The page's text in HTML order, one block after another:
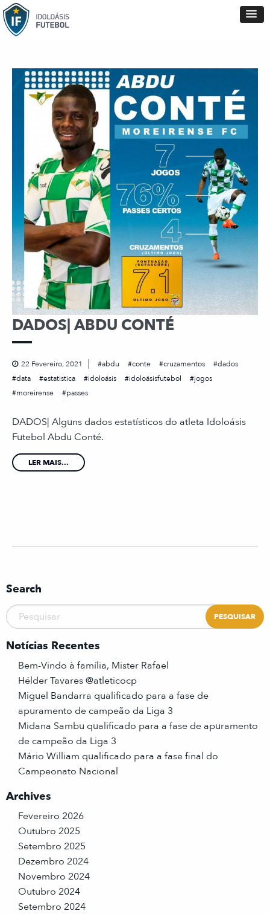
DADOS| ABDU CONTÉ
22 Fevereiro, 2021 abdu conte cruzamentos
dados
data
estatistica idoloásis idoloásisfutebol
jogos
moreirense
passes
DADOS| Alguns dados estatísticos do atleta Idoloásis
Futebol Abdu Conté.
LER MAIS...
Search
Notícias Recentes
Bem-Vindo à família, Mister Rafael
Hélder Tavares @atleticocp
Miguel Bandarra qualificado para a fase de
apuramento de campeão da Liga 3
Midana Sambu qualificado para a fase de apuramento
de campeão da Liga 3
Mário William qualificado para a fase final do
Campeonato Nacional
Archives
Fevereiro 2026
Outubro 2025
Setembro 2025
Dezembro 2024
Novembro 2024
Outubro 2024
Setembro 2024